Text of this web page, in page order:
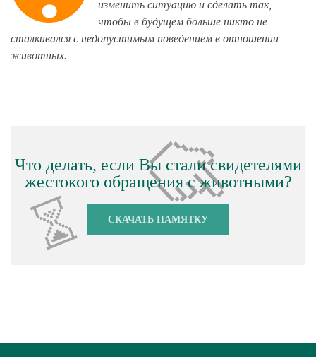
изменить ситуацию и сделать так,
чтобы в будущем больше никто не
сталкивался с недопустимым поведением в отношении
животных.
Что делать, если Вы стали свидетелями
жестокого обращения с животными?
СКАЧАТЬ ПАМЯТКУ